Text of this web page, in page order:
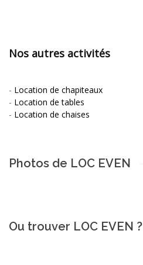
Nos autres activités
- Location de chapiteaux
- Location de tables
- Location de chaises
Photos de LOC EVEN
Ou trouver LOC EVEN ?